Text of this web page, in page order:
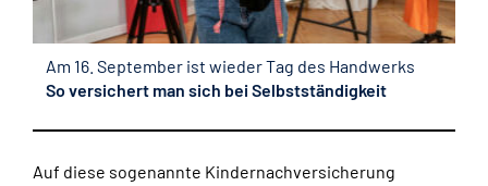
Am 16. September ist wieder Tag des Handwerks
So versichert man sich bei Selbstständigkeit
Auf diese sogenannte Kindernachversicherung